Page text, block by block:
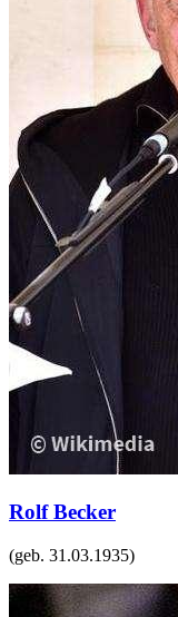
Rolf Becker
(geb. 31.03.1935)